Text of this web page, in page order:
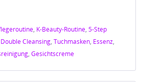
, K-Beauty-Routine, 5-Step
Double Cleansing, Tuchmasken, Essenz,
, Gesichtscreme